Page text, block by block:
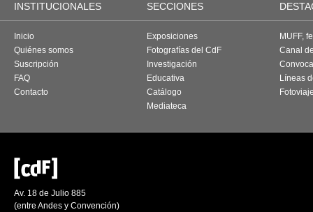
INSTITUCIONALES SECCIONES
Inicio
Quiénes somos
Suscripción
FAQ
Contacto
Exposiciones
Fotografías del CdF
Investigación
Educativa
Catálogo
Mediateca
MUFF,
Canal
Líneas
Av. 18 de Julio 885
(entre Andes y Convención)